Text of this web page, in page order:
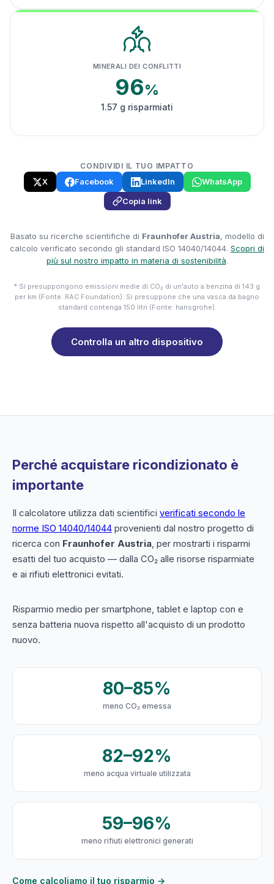
MINERALI DEI CONFLITTI
96%
1.57 g risparmiati
CONDIVIDI IL TUO IMPATTO
X Facebook LinkedIn
WhatsApp
Copia link
Basato su ricerche scientifiche di Fraunhofer Austria, modello di
calcolo verificato secondo gli standard ISO 14040/14044. Scopri di
più sul nostro impatto in materia di sostenibilità.
* Si presuppongono emissioni medie di CO₂ di un'auto a benzina di 143 g
per km (Fonte: RAC Foundation). Si presuppone che una vasca da bagno
standard contenga 150 litri (Fonte: hansgrohe).
Controlla un altro dispositivo
Perché acquistare ricondizionato è
importante
Il calcolatore utilizza dati scientifici verificati secondo le
norme ISO 14040/14044 provenienti dal nostro progetto di
ricerca con Fraunhofer Austria, per mostrarti i risparmi
esatti del tuo acquisto — dalla CO₂ alle risorse risparmiate
e ai rifiuti elettronici evitati.
Risparmio medio per smartphone, tablet e laptop con e
senza batteria nuova rispetto all'acquisto di un prodotto
nuovo.
80–85%
meno CO₂ emessa
82–92%
meno acqua virtuale utilizzata
59–96%
meno rifiuti elettronici generati
Come calcoliamo il tuo risparmio →